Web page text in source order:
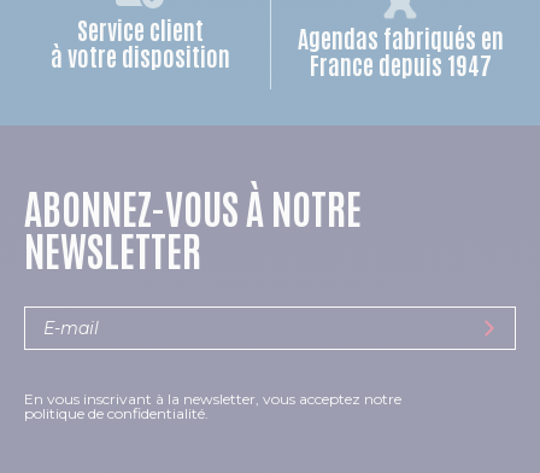
Service client
à votre disposition
Agendas fabriqués en
France depuis 1947
ABONNEZ-VOUS À NOTRE
NEWSLETTER
En vous inscrivant à la newsletter, vous acceptez notre
politique de confidentialité.